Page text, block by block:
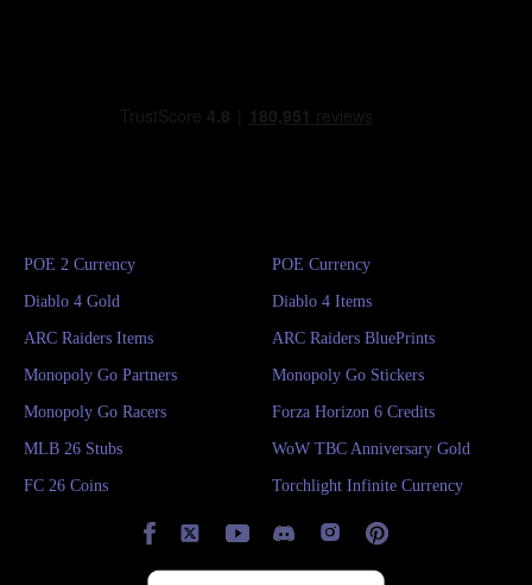
POE 2 Currency POE Currency
Diablo 4 Gold Diablo 4 Items
ARC Raiders Items ARC Raiders BluePrints
Monopoly Go Partners Monopoly Go Stickers
Monopoly Go Racers Forza Horizon 6 Credits
MLB 26 Stubs WoW TBC Anniversary Gold
FC 26 Coins Torchlight Infinite Currency